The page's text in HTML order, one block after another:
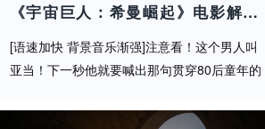
被武力绑架却揭露了真相时，我们到底
《宇宙巨人：希曼崛起》电影解说稿：剧情完整版+彩蛋盘点（影视解说文案）
[语速加快 背景音乐渐强]注意看！这个男人叫
亚当！下一秒他就要喊出那句贯穿80后童年的
铁！还记得小时候蹲在电视机前等着"赐予我力